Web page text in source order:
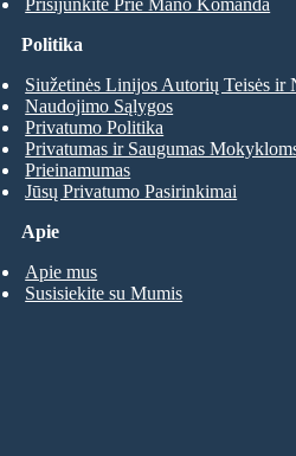
Prisijunkite Prie Mano Komanda
Apie
Apie mus
Susisiekite su Mumis
Politika
Siužetinės Linijos Autorių Teisės ir
Naudojimo Sąlygos
Privatumo Politika
Privatumas ir Saugumas
Prieinamumas
Jūsų Privatumo Pasirinkimai